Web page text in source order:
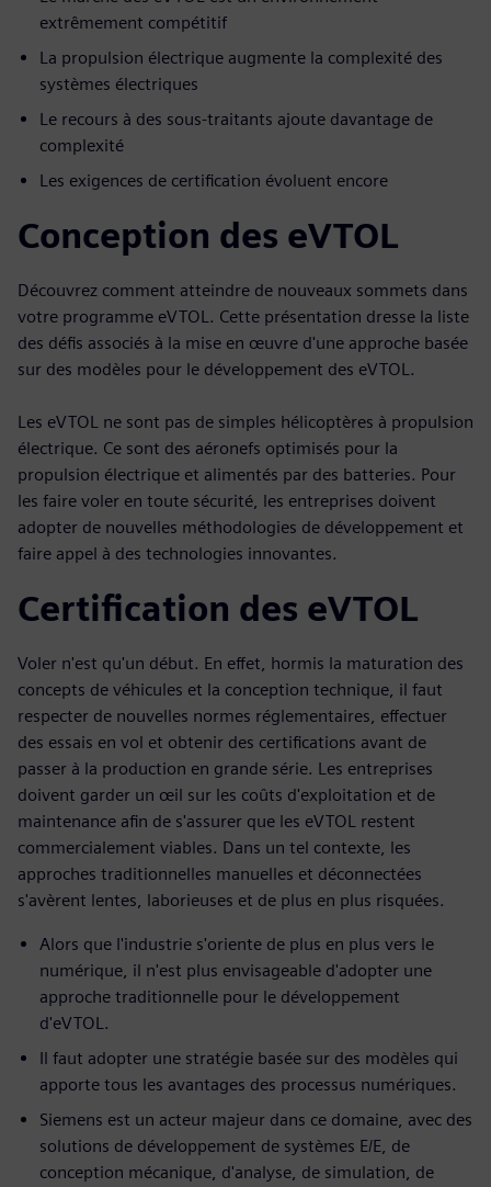
extrêmement compétitif
La propulsion électrique augmente la complexité des
systèmes électriques
Le recours à des sous-traitants ajoute davantage de
complexité
Les exigences de certification évoluent encore
Conception des eVTOL
Découvrez comment atteindre de nouveaux sommets dans
votre programme eVTOL. Cette présentation dresse la liste
des défis associés à la mise en œuvre d'une approche basée
sur des modèles pour le développement des eVTOL.
Les eVTOL ne sont pas de simples hélicoptères à propulsion
électrique. Ce sont des aéronefs optimisés pour la
propulsion électrique et alimentés par des batteries. Pour
les faire voler en toute sécurité, les entreprises doivent
adopter de nouvelles méthodologies de développement et
faire appel à des technologies innovantes.
Certification des eVTOL
Voler n'est qu'un début. En effet, hormis la maturation des
concepts de véhicules et la conception technique, il faut
respecter de nouvelles normes réglementaires, effectuer
des essais en vol et obtenir des certifications avant de
passer à la production en grande série. Les entreprises
doivent garder un œil sur les coûts d'exploitation et de
maintenance afin de s'assurer que les eVTOL restent
commercialement viables. Dans un tel contexte, les
approches traditionnelles manuelles et déconnectées
s'avèrent lentes, laborieuses et de plus en plus risquées.
Alors que l'industrie s'oriente de plus en plus vers le
numérique, il n'est plus envisageable d'adopter une
approche traditionnelle pour le développement
d'eVTOL.
Il faut adopter une stratégie basée sur des modèles qui
apporte tous les avantages des processus numériques.
Siemens est un acteur majeur dans ce domaine, avec des
solutions de développement de systèmes E/E, de
conception mécanique, d'analyse, de simulation, de